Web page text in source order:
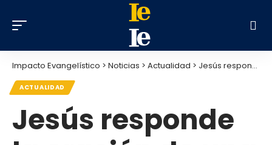
Impacto Evangelístico > Noticias > Actualidad > Jesús responde la oración de una niña con enfermedad cardíaca
ACTUALIDAD
Jesús responde